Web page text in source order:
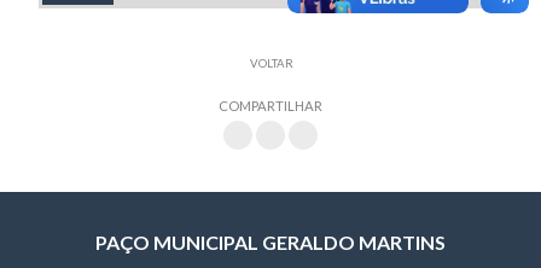
VOLTAR
COMPARTILHAR
PAÇO MUNICIPAL GERALDO MARTINS